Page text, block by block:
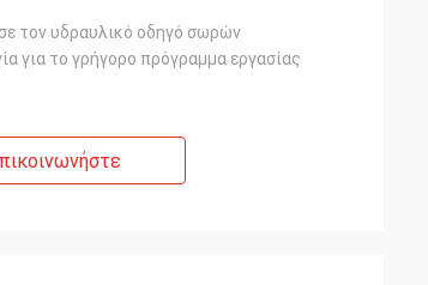
τον υδραυλικό οδηγό σωρών
για το γρήγορο πρόγραμμα εργασίας